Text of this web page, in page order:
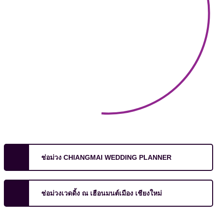
ช่อม่วง CHIANGMAI WEDDING PLANNER
ช่อม่วงเวดดิ้ง ณ เฮือนมนต์เมือง เชียงใหม่